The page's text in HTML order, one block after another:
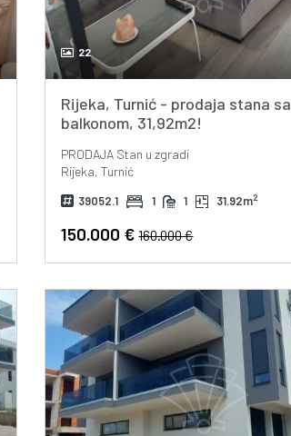
22
Rijeka, Turnić - prodaja stana sa
balkonom, 31,92m2!
PRODAJA Stan u zgradi
Rijeka, Turnić
39052.1 1 1 31.92m2
150.000 €160.000 €